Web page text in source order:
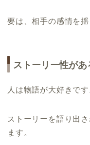
要は、相手の感情を揺
ストーリー性があ
人は物語が大好きです
ストーリーを語り出
ます。